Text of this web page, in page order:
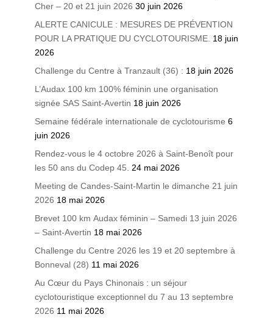
Cher – 20 et 21 juin 2026 30 juin 2026
ALERTE CANICULE : MESURES DE PRÉVENTION
POUR LA PRATIQUE DU CYCLOTOURISME. 18 juin
2026
Challenge du Centre à Tranzault (36) : 18 juin 2026
L’Audax 100 km 100% féminin une organisation
signée SAS Saint-Avertin 18 juin 2026
Semaine fédérale internationale de cyclotourisme 6
juin 2026
Rendez-vous le 4 octobre 2026 à Saint-Benoît pour
les 50 ans du Codep 45.
24 mai 2026
Meeting de Candes-Saint-Martin le dimanche 21 juin
2026 18 mai 2026
Brevet 100 km Audax féminin – Samedi 13 juin 2026
– Saint-Avertin 18 mai 2026
Challenge du Centre 2026 les 19 et 20 septembre à
Bonneval (28) 11 mai 2026
Au Cœur du Pays Chinonais : un séjour
cyclotouristique exceptionnel du 7 au 13 septembre
2026 11 mai 2026